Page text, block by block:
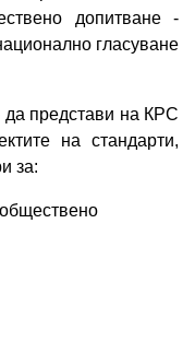
допитване -
гласуване
да представи на КРС
на стандарти,
за: